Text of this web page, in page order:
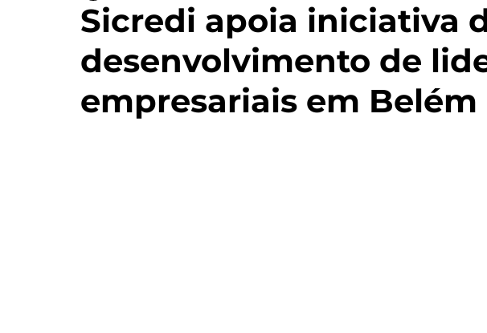
Sicredi apoia iniciativa
desenvolvimento de
empresariais em Belém